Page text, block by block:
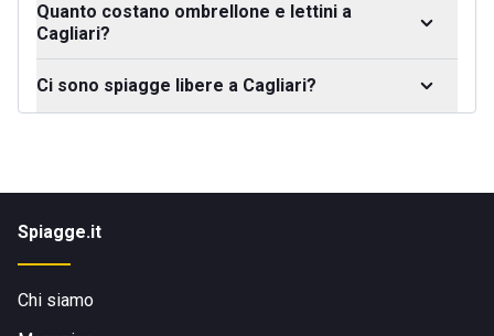
Quanto costano ombrellone e lettini a
Cagliari?
Ci sono spiagge libere a Cagliari?
Spiagge.it
Chi siamo